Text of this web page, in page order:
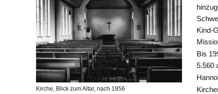
Kirche, Blick zum Altar, nach 1956
Kind-
Bis
5.560